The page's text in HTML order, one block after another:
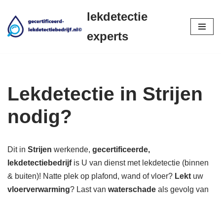
Ga
lekdetectie
experts
Lekdetectie in Strijen
nodig?
Dit in Strijen werkende, gecertificeerde,
lekdetectiebedrijf is U van dienst met lekdetectie (binnen
& buiten)! Natte plek op plafond, wand of vloer? Lekt uw
vloerverwarming? Last van waterschade als gevolg van